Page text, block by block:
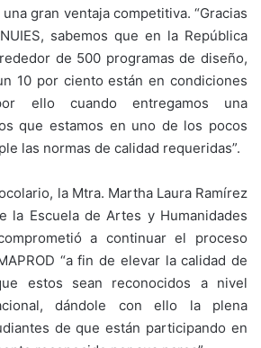
gran ventaja competitiva. “Gracias
sabemos que en la República
de 500 programas de diseño,
10 por ciento están en condiciones
ello cuando entregamos una
que estamos en uno de los pocos
las normas de calidad requeridas”.
la Mtra. Martha Laura Ramírez
la Escuela de Artes y Humanidades
a continuar el proceso
“a fin de elevar la calidad de
estos sean reconocidos a nivel
dándole con ello la plena
de que están participando en